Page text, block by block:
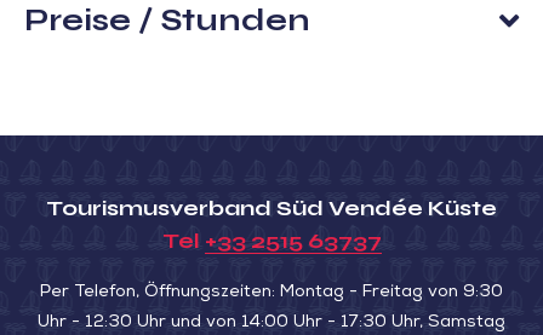
Preise / Stunden
Tourismusverband Süd Vendée Küste
Tel +33 2515 63737
Per Telefon, Öffnungszeiten: Montag - Freitag von 9:30
Uhr - 12:30 Uhr und von 14:00 Uhr - 17:30 Uhr, Samstag